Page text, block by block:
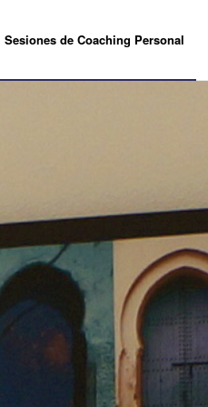
Sesiones de Coaching Personal